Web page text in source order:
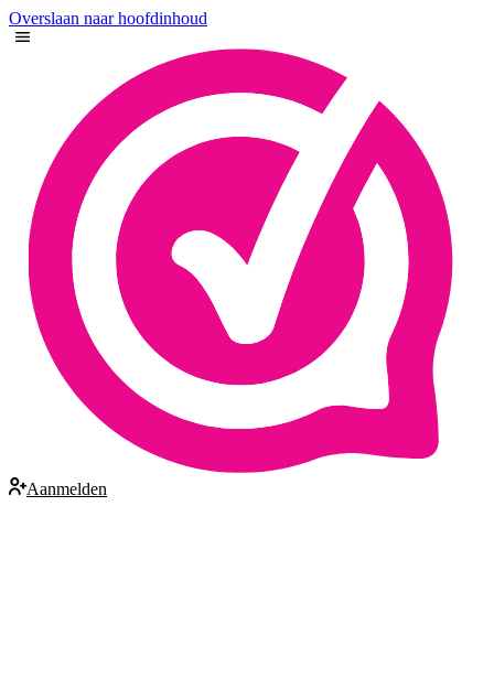
Overslaan naar hoofdinhoud
Aanmelden